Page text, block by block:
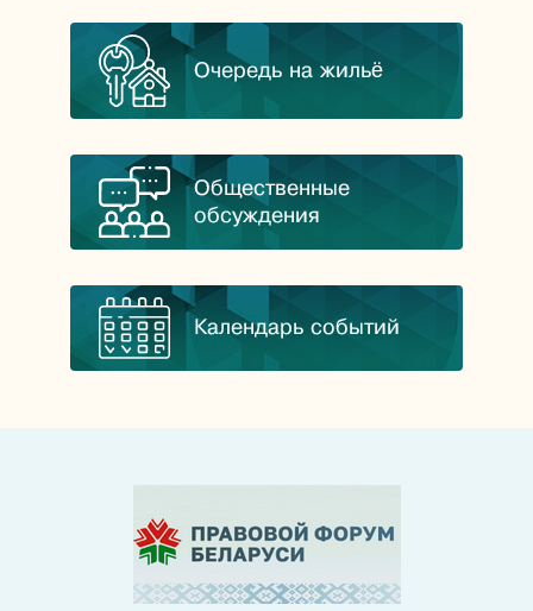
Очередь на жильё
Общественные
обсуждения
Календарь событий